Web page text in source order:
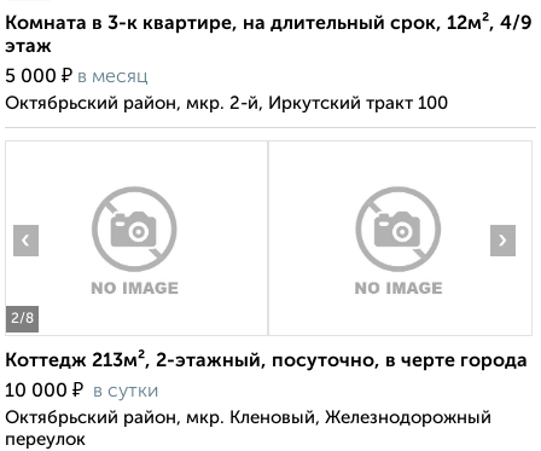
Комната в 3-к квартире, на длительный срок, 12м², 4/9
этаж
5 000 ₽ в месяц
Октябрьский район, мкр. 2-й, Иркутский тракт 100
2/8
‹ ›
Коттедж 213м², 2-этажный, посуточно, в черте города
10 000 ₽ в сутки
Октябрьский район, мкр. Кленовый, Железнодорожный
переулок